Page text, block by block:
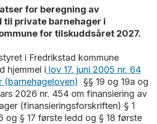
for beregning av
til private barnehager i
for tilskuddsåret 2027.
i Fredrikstad kommune
hjemmel i lov 17. juni 2005 nr. 64
(barnehageloven) §§ 19 og 19a og
2026 nr. 454 om finansiering av
(finansieringsforskriften) § 1
og § 17 første ledd og § 18 første